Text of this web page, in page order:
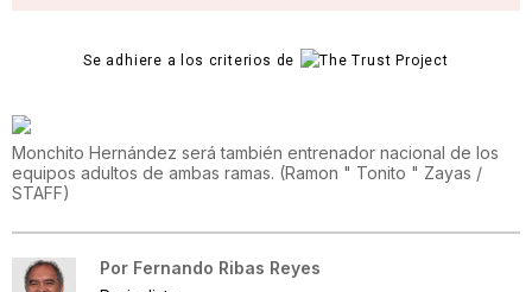
Se adhiere a los criterios de
Monchito Hernández será también entrenador nacional de los
equipos adultos de ambas ramas. (Ramon " Tonito " Zayas /
STAFF)
Por Fernando Ribas Reyes